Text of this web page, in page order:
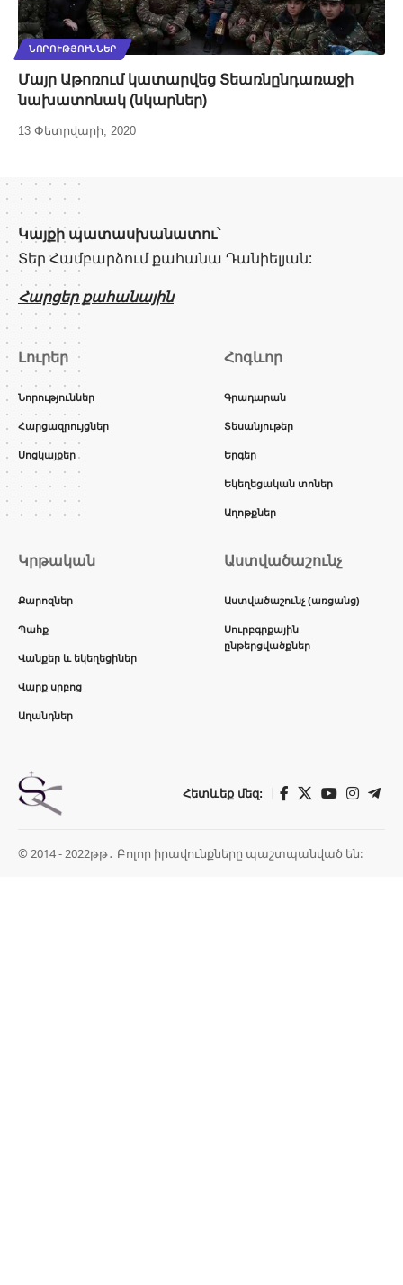
ՆՈՐՈՒԹՅՈՒՆՆԵՐ
Մայր Աթոռում կատարվեց Տեառնընդառաջի
նախատոնակ (նկարներ)
13 Փետրվարի, 2020
Կայքի պատասխանատու՝
Տեր Համբարձում քահանա Դանիելյան:
Հարցեր քահանային
Լուրեր
Նորություններ
Հարցազրույցներ
Սոցկայքեր
Հոգևոր
Գրադարան
Տեսանյութեր
Երգեր
Եկեղեցական տոներ
Աղոթքներ
Կրթական
Քարոզներ
Պահք
Վանքեր և եկեղեցիներ
Վարք սրբոց
Աղանդներ
Աստվածաշունչ
Աստվածաշունչ (առցանց)
Սուրբգրքային
ընթերցվածքներ
Հետևեք մեզ:
© 2014 - 2022թթ․ Բոլոր իրավունքները պաշտպանված են: